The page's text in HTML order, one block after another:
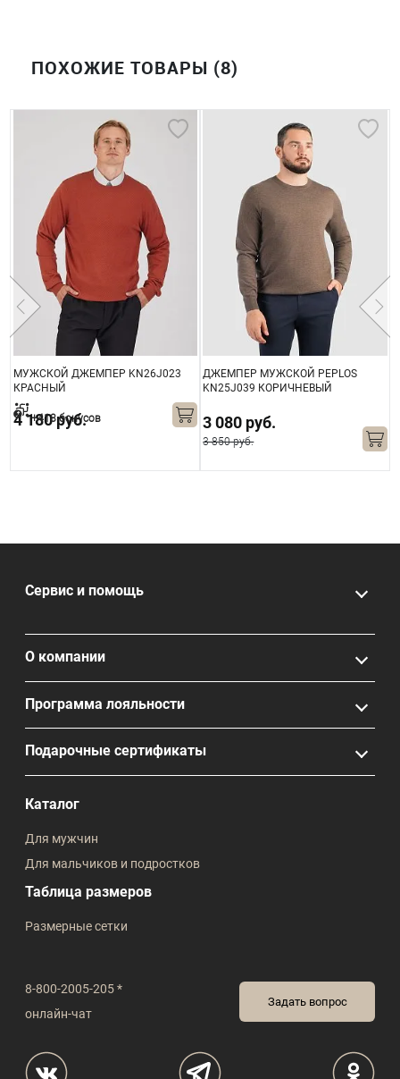
ПОХОЖИЕ ТОВАРЫ (8)
МУЖСКОЙ ДЖЕМПЕР KN26J023
КРАСНЫЙ
4 180 руб.
+418 бонусов
ДЖЕМПЕР МУЖСКОЙ PEPLOS
KN25J039 КОРИЧНЕВЫЙ
3 080 руб.
3 850 руб.
8-800-2005-205 *
онлайн-чат
Задать вопрос
Сервис и помощь
О компании
Программа лояльности
Подарочные сертификаты
Каталог
Для мужчин
Для мальчиков и подростков
Таблица размеров
Размерные сетки